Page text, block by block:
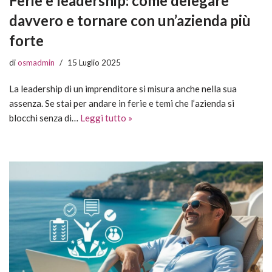
davvero e tornare con un’azienda più
forte
diosmadmin 15 Luglio 2025
La leadership di un imprenditore si misura anche nella sua
assenza. Se stai per andare in ferie e temi che l’azienda si
blocchi senza di… Leggi tutto »